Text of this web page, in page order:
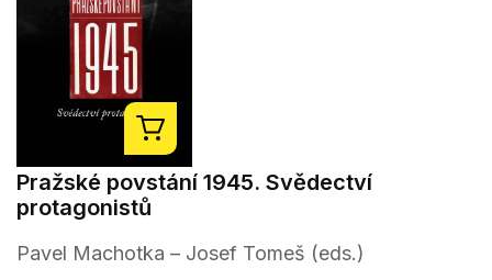
Pražské povstání 1945. Svědectví
protagonistů
Pavel Machotka – Josef Tomeš (eds.)